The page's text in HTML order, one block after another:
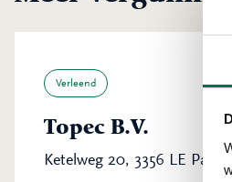
Verleend
Topec B.V.
Ketelweg 20, 3356 LE